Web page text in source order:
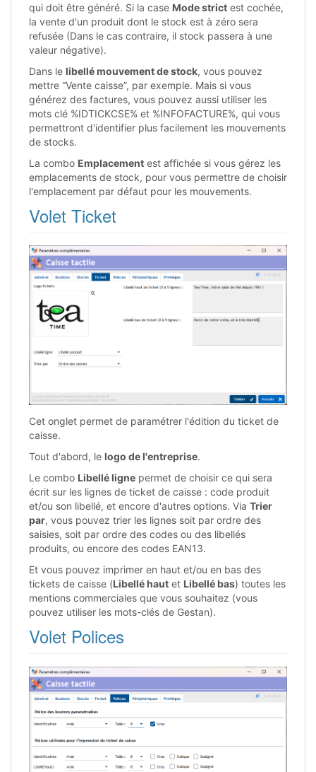
qui doit être généré. Si la case Mode strict est cochée,
la vente d'un produit dont le stock est à zéro sera
refusée (Dans le cas contraire, il stock passera à une
valeur négative).
Dans le libellé mouvement de stock, vous pouvez
mettre “Vente caisse”, par exemple. Mais si vous
générez des factures, vous pouvez aussi utiliser les
mots clé %IDTICKCSE% et %INFOFACTURE%, qui vous
permettront d'identifier plus facilement les mouvements
de stocks.
La combo Emplacement est affichée si vous gérez les
emplacements de stock, pour vous permettre de choisir
l'emplacement par défaut pour les mouvements.
Volet Ticket
Cet onglet permet de paramétrer l'édition du ticket de
caisse.
Tout d'abord, le logo de l'entreprise.
Le combo Libellé ligne permet de choisir ce qui sera
écrit sur les lignes de ticket de caisse : code produit
et/ou son libellé, et encore d'autres options. Via Trier
par, vous pouvez trier les lignes soit par ordre des
saisies, soit par ordre des codes ou des libellés
produits, ou encore des codes EAN13.
Et vous pouvez imprimer en haut et/ou en bas des
tickets de caisse (Libellé haut et Libellé bas) toutes les
mentions commerciales que vous souhaitez (vous
pouvez utiliser les mots-clés de Gestan).
Volet Polices